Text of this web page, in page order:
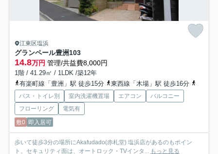
江東区塩浜
グランペール豊洲103
14.8万円 管理/共益費8,000円
1階 / 41.29㎡ / 1LDK /築12年
有楽町線「豊洲」駅 徒歩15分
東西線「木場」駅 徒歩16分
バス・トイレ別 室内洗濯機置場 エアコン
バルコニー
フローリング
電気有
敷0 即入居可
歩いて徒歩3分の場所にAkafudado(赤札堂) 塩浜店があるのもポイン
ト。セキュリティ面は、オートロック・TVインタ... もっと見る